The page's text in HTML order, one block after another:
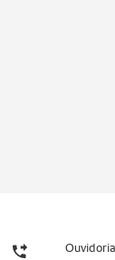
Ouvidoria